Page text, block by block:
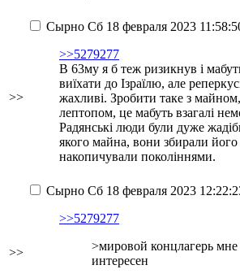
>>
Сырно Сб 18 февраля 2023
>>5279277
В 63му я б теж ризикнув і
виїхати до Ізраїлю, але
жахливі. Зробити таке з
лептопом, це мабуть взагалі
Радянські люди були дуже
якого майна, вони збирали його
накопичували поколіннями.
>>
Сырно Сб 18 февраля 2023
>>5279277
>мировой концлагерь мне
интересен